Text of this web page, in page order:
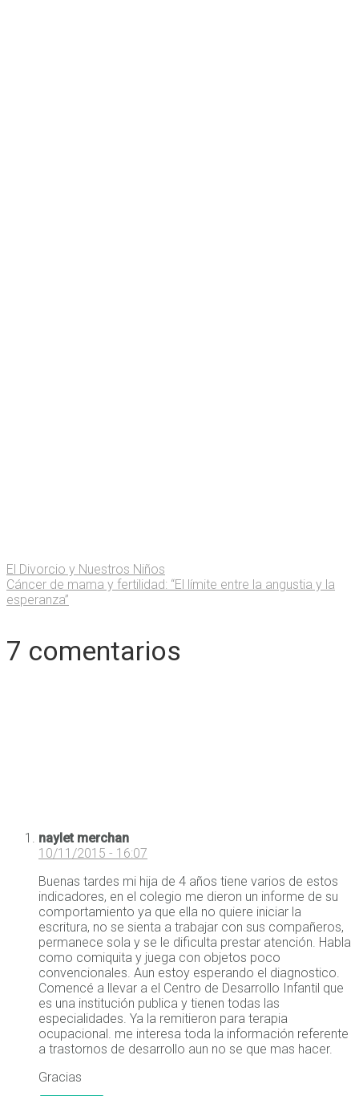
El Divorcio y Nuestros Niños
Cáncer de mama y fertilidad: “El límite entre la angustia y la
esperanza”
7 comentarios
naylet merchan
10/11/2015 - 16:07
Buenas tardes mi hija de 4 años tiene varios de estos
indicadores, en el colegio me dieron un informe de su
comportamiento ya que ella no quiere iniciar la
escritura, no se sienta a trabajar con sus compañeros,
permanece sola y se le dificulta prestar atención. Habla
como comiquita y juega con objetos poco
convencionales. Aun estoy esperando el diagnostico.
Comencé a llevar a el Centro de Desarrollo Infantil que
es una institución publica y tienen todas las
especialidades. Ya la remitieron para terapia
ocupacional. me interesa toda la información referente
a trastornos de desarrollo aun no se que mas hacer.
Gracias